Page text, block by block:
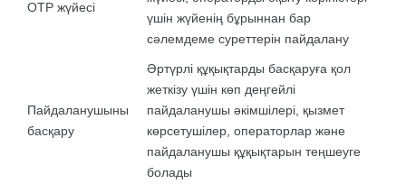
OTP жүйесі
үшін жүйенің бұрыннан бар
сәлемдеме суреттерін пайдалану
Пайдаланушыны
басқару
Әртүрлі құқықтарды басқаруға қол
жеткізу үшін көп деңгейлі
пайдаланушы әкімшілері, қызмет
көрсетушілер, операторлар және
пайдаланушы құқықтарын теңшеуге
болады